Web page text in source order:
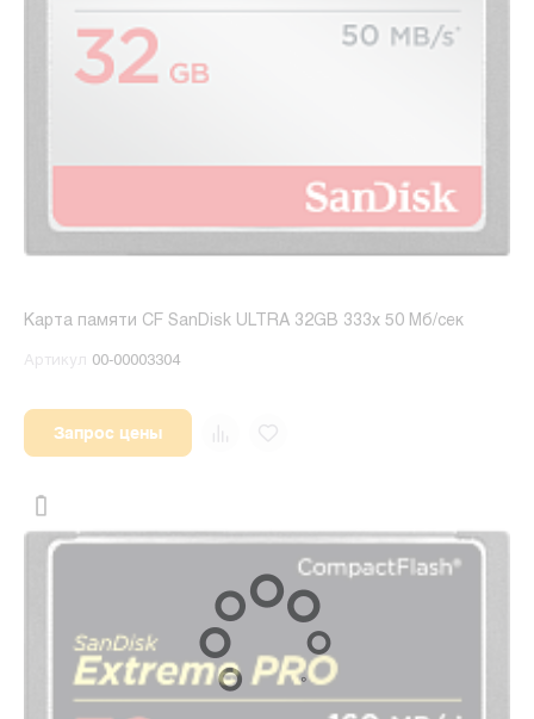
Карта памяти CF SanDisk ULTRA 32GB 333x 50 Мб/сек
Артикул 00-00003304
Запрос цены